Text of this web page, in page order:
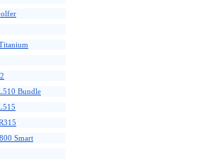
Bundle
Smart